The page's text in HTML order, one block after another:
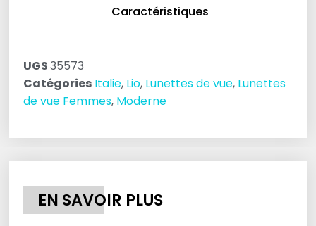
Caractéristiques
UGS35573
Catégories Italie, Lio, Lunettes de vue, Lunettes
de vue Femmes, Moderne
EN SAVOIR PLUS